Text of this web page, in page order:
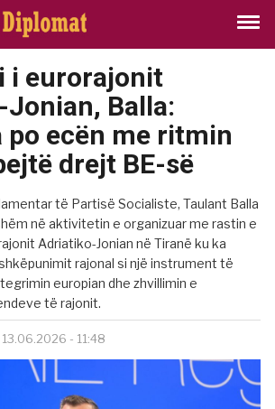
i eurorajonit
Balla:
po ecën me ritmin
drejt BE-së
të Partisë Socialiste, Taulant Balla
në aktivitetin e organizuar me rastin e
Adriatiko-Jonian në Tiranë ku ka
rajonal si një instrument të
europian dhe zhvillimin e
të rajonit.
13.06.2026 - 11:48